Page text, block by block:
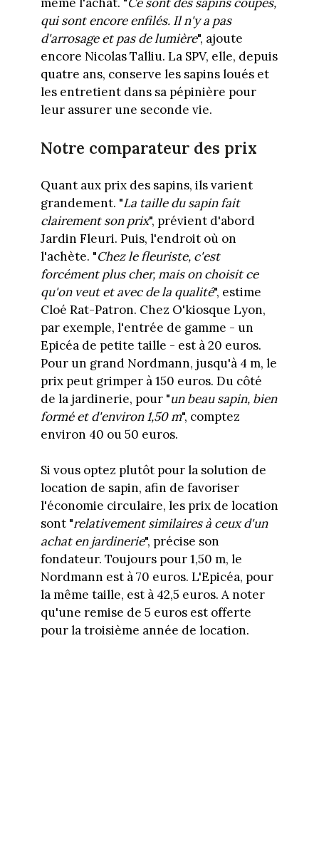
qui sont encore enfilés. Il n'y a pas
d'arrosage et pas de lumière", ajoute
encore Nicolas Talliu. La SPV, elle, depuis
quatre ans, conserve les sapins loués et
les entretient dans sa pépinière pour
leur assurer une seconde vie.
Notre comparateur des prix
Quant aux prix des sapins, ils varient
grandement. "La taille du sapin fait
clairement son prix", prévient d'abord
Jardin Fleuri. Puis, l'endroit où on
l'achète. "Chez le fleuriste, c'est
forcément plus cher, mais on choisit ce
qu'on veut et avec de la qualité", estime
Cloé Rat-Patron. Chez O'kiosque Lyon,
par exemple, l'entrée de gamme - un
Epicéa de petite taille - est à 20 euros.
Pour un grand Nordmann, jusqu'à 4 m, le
prix peut grimper à 150 euros. Du côté
de la jardinerie, pour "un beau sapin, bien
formé et d'environ 1,50 m", comptez
environ 40 ou 50 euros.
Si vous optez plutôt pour la solution de
location de sapin, afin de favoriser
l'économie circulaire, les prix de location
sont "relativement similaires à ceux d'un
achat en jardinerie", précise son
fondateur. Toujours pour 1,50 m, le
Nordmann est à 70 euros. L'Epicéa, pour
la même taille, est à 42,5 euros. A noter
qu'une remise de 5 euros est offerte
pour la troisième année de location.